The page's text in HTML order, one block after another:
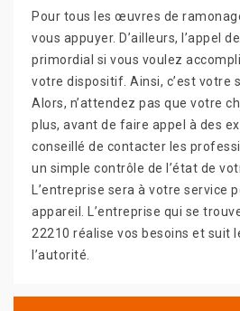
Pour tous les œuvres de
vous appuyer. D’ailleurs, l’appel
primordial si vous voulez
votre dispositif. Ainsi, c’est votre
Alors, n’attendez pas que votre
plus, avant de faire appel à des
conseillé de contacter les
un simple contrôle de l’état de
L’entreprise sera à votre service
appareil. L’entreprise qui se
22210 réalise vos besoins et suit
l’autorité.